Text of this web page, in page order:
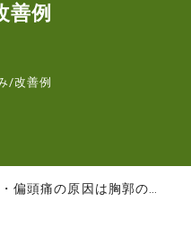
善例
/改善例
の原因は胸郭の硬さ？50代男性の改善例